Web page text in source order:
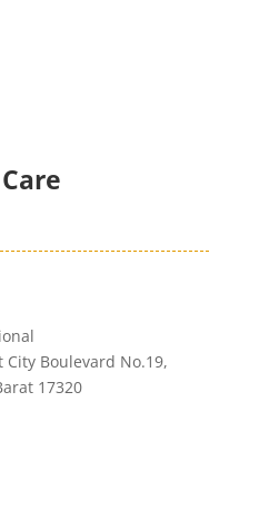
City Boulevard No.19,
17320